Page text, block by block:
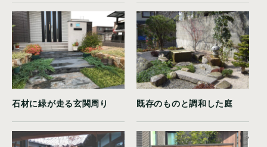
石材に緑が走る玄関周り 既存のものと調和した庭